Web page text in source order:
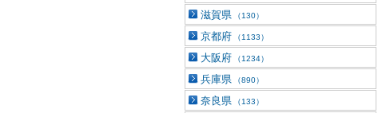
滋賀県 （130）
京都府 （1133）
大阪府 （1234）
兵庫県 （890）
奈良県 （133）